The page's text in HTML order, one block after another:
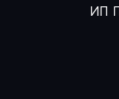
ИП